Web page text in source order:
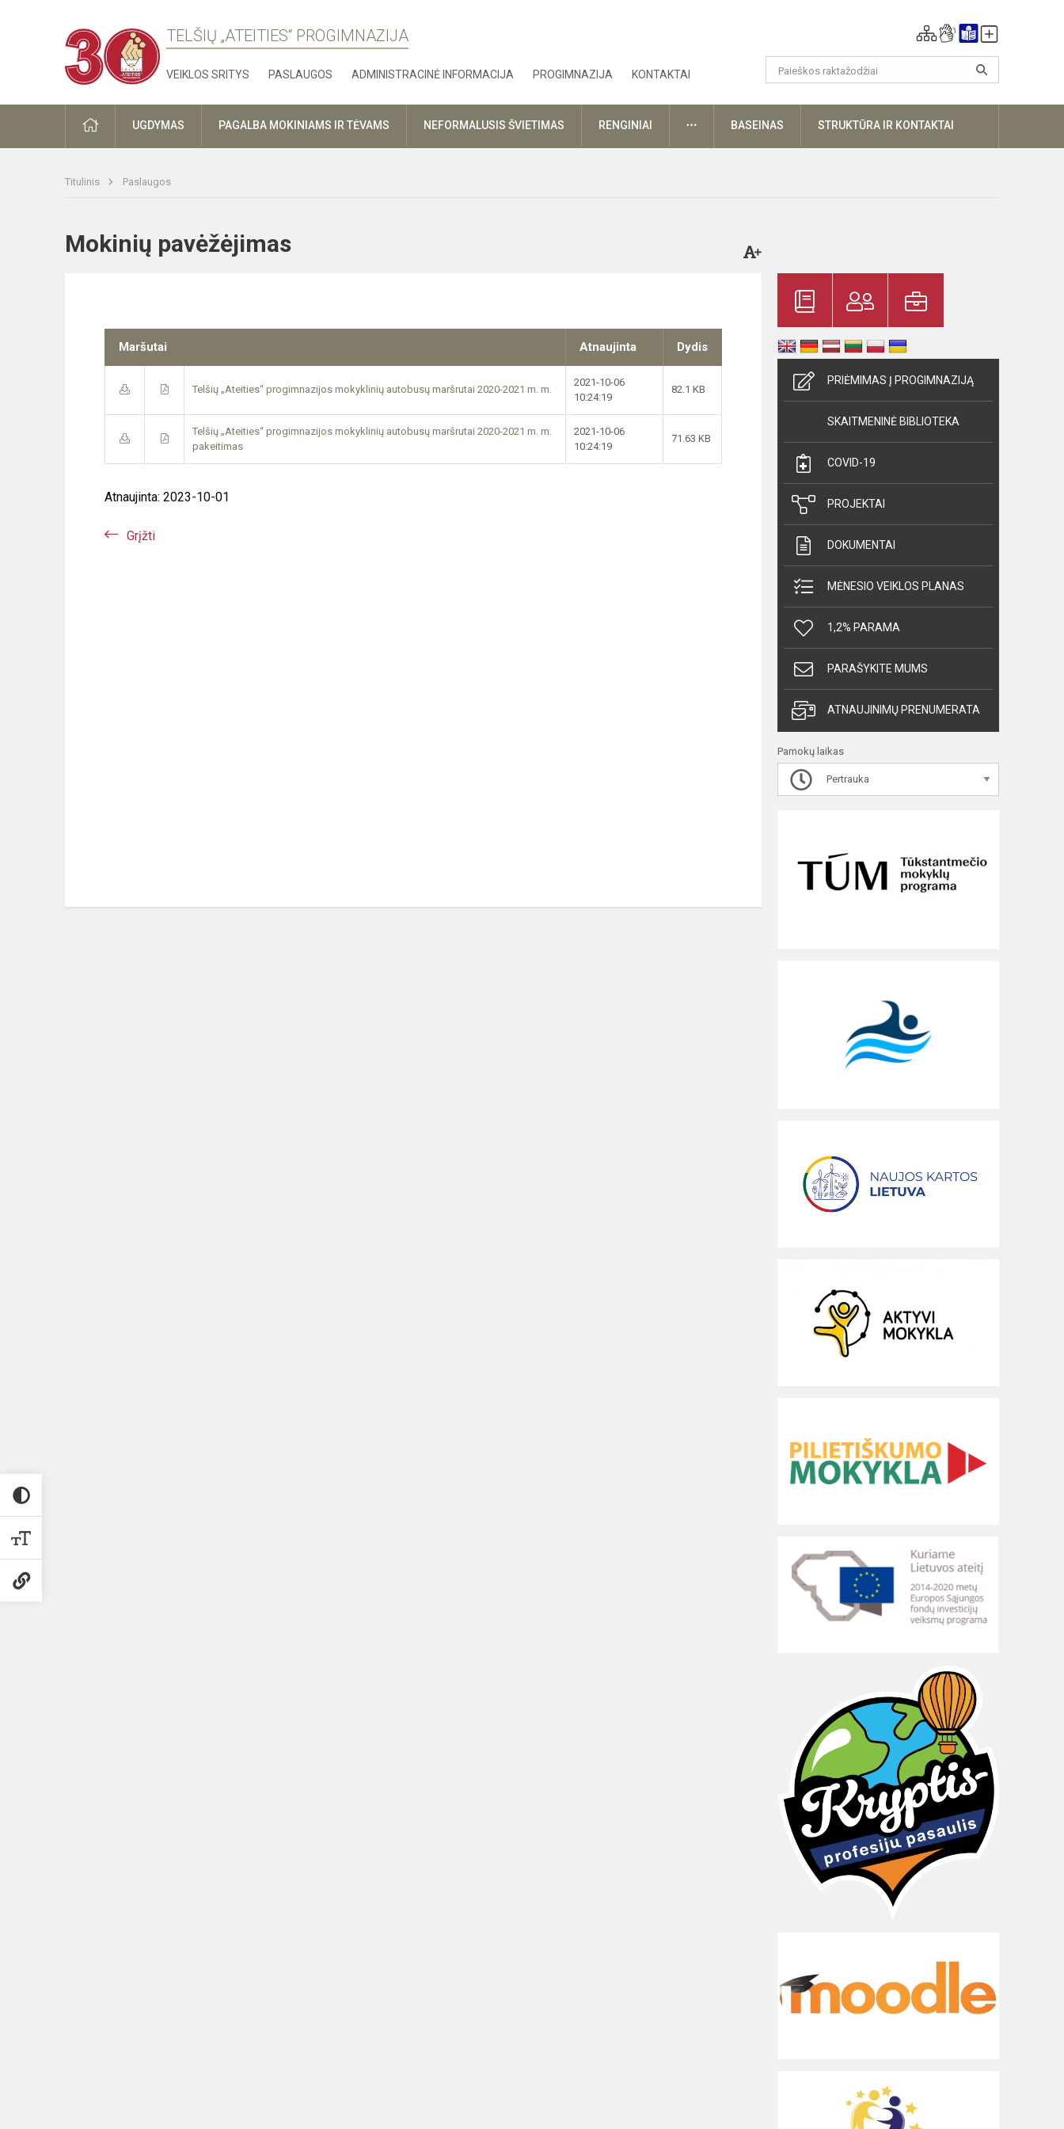
TELŠIŲ „ATEITIES“ PROGIMNAZIJA
VEIKLOS SRITYS PASLAUGOS ADMINISTRACINĖ INFORMACIJA PROGIMNAZIJA KONTAKTAI
PRADŽIAUGDYMAS PAGALBA MOKINIAMS IR TĖVAMS NEFORMALUSIS ŠVIETIMAS RENGINIAI DAUGIAUBASEINAS STRUKTŪRA IR KONTAKTAI
Titulinis Paslaugos
Mokinių pavėžėjimas
Maršutai Atnaujinta Dydis
Telšių „Ateities“ progimnazijos mokyklinių autobusų maršrutai 2020-2021 m. m.
2021-10-06
10:24:19
82.1 KB
Telšių „Ateities“ progimnazijos mokyklinių autobusų maršrutai 2020-2021 m. m.
pakeitimas
2021-10-06
10:24:19
71.63 KB
Atnaujinta: 2023-10-01
Grįžti
PRIĖMIMAS Į PROGIMNAZIJĄ
SKAITMENINĖ BIBLIOTEKA
COVID-19
PROJEKTAI
DOKUMENTAI
MĖNESIO VEIKLOS PLANAS
1,2% PARAMA
PARAŠYKITE MUMS
ATNAUJINIMŲ PRENUMERATA
Pamokų laikas
Pertrauka